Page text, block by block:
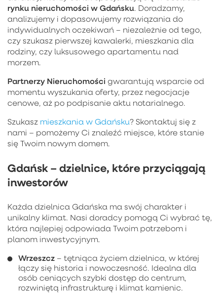
rynku nieruchomości w Gdańsku. Doradzamy,
analizujemy i dopasowujemy rozwiązania do
indywidualnych oczekiwań – niezależnie od tego,
czy szukasz pierwszej kawalerki, mieszkania dla
rodziny, czy luksusowego apartamentu nad
morzem.
Partnerzy Nieruchomości gwarantują wsparcie od
momentu wyszukania oferty, przez negocjacje
cenowe, aż po podpisanie aktu notarialnego.
Szukasz mieszkania w Gdańsku? Skontaktuj się z
nami – pomożemy Ci znaleźć miejsce, które stanie
się Twoim nowym domem.
Gdańsk – dzielnice, które przyciągają
inwestorów
Każda dzielnica Gdańska ma swój charakter i
unikalny klimat. Nasi doradcy pomogą Ci wybrać tę,
która najlepiej odpowiada Twoim potrzebom i
planom inwestycyjnym.
Wrzeszcz – tętniąca życiem dzielnica, w której
łączy się historia i nowoczesność. Idealna dla
osób ceniących szybki dostęp do centrum,
rozwiniętą infrastrukturę i klimat kamienic.